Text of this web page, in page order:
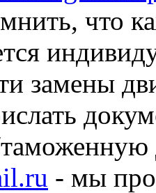
что
замены
- мы